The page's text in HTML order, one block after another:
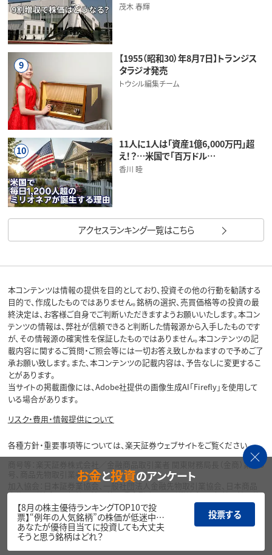
茂木 春輝
9
【1955（昭和30）年8月7日】トランジス
タラジオ発売
トウシル編集チーム
10
11人に1人は「資産1億6,000万円」超
え！？…米国で「百万ドル…
香川 睦
アクセスランキング一覧はこちら
本コンテンツは情報の提供を目的としており、投資その他の行動を勧誘する
目的で、作成したものではありません。銘柄の選択、売買価格等の投資の最
終決定は、お客様ご自身でご判断いただきますようお願いいたします。本コン
テンツの情報は、弊社が信頼できると判断した情報源から入手したものです
が、その情報源の確実性を保証したものではありません。本コンテンツの記
載内容に関するご質問・ご照会等には一切お答え致しかねますので予めご了
承お願い致します。また、本コンテンツの記載内容は、予告なしに変更するこ
とがあります。
当サイトの掲載画像には、Adobe社提供の画像生成AI「Firefly」を使用して
いる場合があります。
リスク・費用・情報提供について
各種方針・重要事項等については、楽天証券ウェブサイトをご覧ください。
商号等：楽天証券株式会社／金融商品取引業者 関東財務局長（金商）第195
号、商品先物取引業者
加入協会：日本証券業協会、一般社団法人金融先物取引業協会、日本商品
先物取引協会、一般社団法人第二種金融商品取引業協会、一般社団法人資
産運用業協会
Copyright©
1999-2026 Rakuten Securities, Inc. All
お金と投資のアンケート
【8月の株主優待ランキングTOP10で投
票】“例年の人気銘柄”の株価が低迷中…
あなたが優待目当てに投資しても大丈夫
そうと思う銘柄はどれ？
投票する